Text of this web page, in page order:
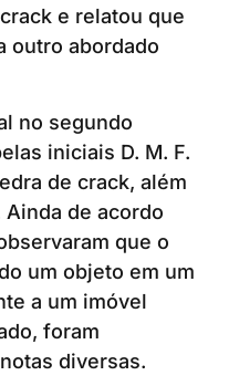
e relatou que
outro abordado
no segundo
iniciais D. M. F.
de crack, além
de acordo
que o
um objeto em um
a um imóvel
foram
diversas.